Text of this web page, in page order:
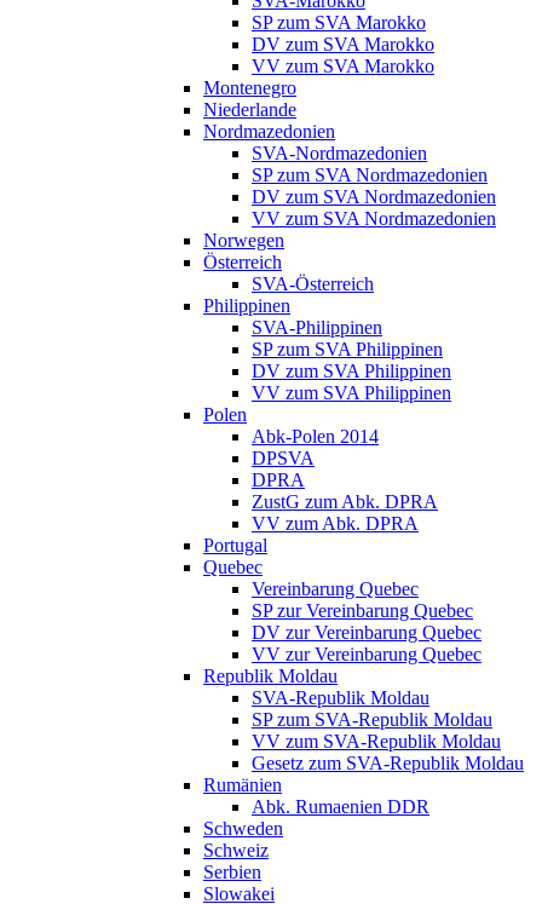
SP zum SVA Marokko
DV zum SVA Marokko
VV zum SVA Marokko
Montenegro
Niederlande
Nordmazedonien
SVA-Nordmazedonien
SP zum SVA Nordmazedonien
DV zum SVA Nordmazedonien
VV zum SVA Nordmazedonien
Norwegen
Österreich
SVA-Österreich
Philippinen
SVA-Philippinen
SP zum SVA Philippinen
DV zum SVA Philippinen
VV zum SVA Philippinen
Polen
Abk-Polen 2014
DPSVA
DPRA
ZustG zum Abk. DPRA
VV zum Abk. DPRA
Portugal
Quebec
Vereinbarung Quebec
SP zur Vereinbarung Quebec
DV zur Vereinbarung Quebec
VV zur Vereinbarung Quebec
Republik Moldau
SVA-Republik Moldau
SP zum SVA-Republik Moldau
VV zum SVA-Republik Moldau
Gesetz zum SVA-Republik Moldau
Rumänien
Abk. Rumaenien DDR
Schweden
Schweiz
Serbien
Slowakei